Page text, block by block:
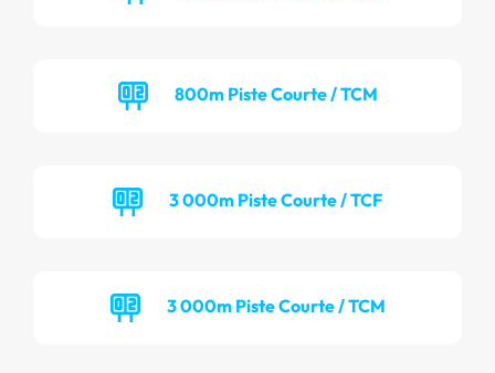
800m Piste Courte / TCM
3 000m Piste Courte / TCF
3 000m Piste Courte / TCM